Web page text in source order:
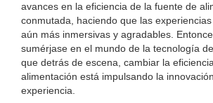
avances en la eficiencia de la fuente de
conmutada, haciendo que las
aún más inmersivas y agradables.
sumérjase en el mundo de la tecnología
que detrás de escena, cambiar la
alimentación está impulsando la
experiencia.